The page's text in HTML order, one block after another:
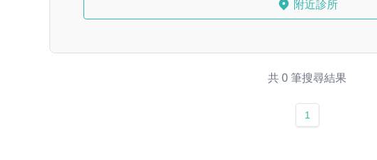
附近診所
共 0 筆搜尋結果
1